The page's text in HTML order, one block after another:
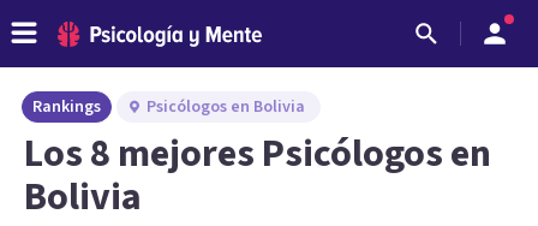
Rankings Psicólogos en Bolivia
Los 8 mejores Psicólogos en
Bolivia